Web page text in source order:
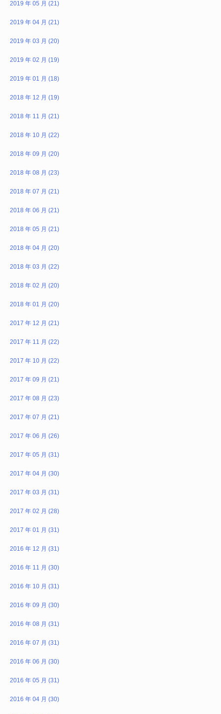
2019 年 05 月 (21)
2019 年 04 月 (21)
2019 年 03 月 (20)
2019 年 02 月 (19)
2019 年 01 月 (18)
2018 年 12 月 (19)
2018 年 11 月 (21)
2018 年 10 月 (22)
2018 年 09 月 (20)
2018 年 08 月 (23)
2018 年 07 月 (21)
2018 年 06 月 (21)
2018 年 05 月 (21)
2018 年 04 月 (20)
2018 年 03 月 (22)
2018 年 02 月 (20)
2018 年 01 月 (20)
2017 年 12 月 (21)
2017 年 11 月 (22)
2017 年 10 月 (22)
2017 年 09 月 (21)
2017 年 08 月 (23)
2017 年 07 月 (21)
2017 年 06 月 (26)
2017 年 05 月 (31)
2017 年 04 月 (30)
2017 年 03 月 (31)
2017 年 02 月 (28)
2017 年 01 月 (31)
2016 年 12 月 (31)
2016 年 11 月 (30)
2016 年 10 月 (31)
2016 年 09 月 (30)
2016 年 08 月 (31)
2016 年 07 月 (31)
2016 年 06 月 (30)
2016 年 05 月 (31)
2016 年 04 月 (30)